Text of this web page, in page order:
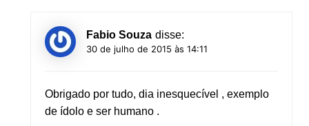
Fabio Souza disse:
30 de julho de 2015 às 14:11
Obrigado por tudo, dia inesquecível , exemplo
de ídolo e ser humano .